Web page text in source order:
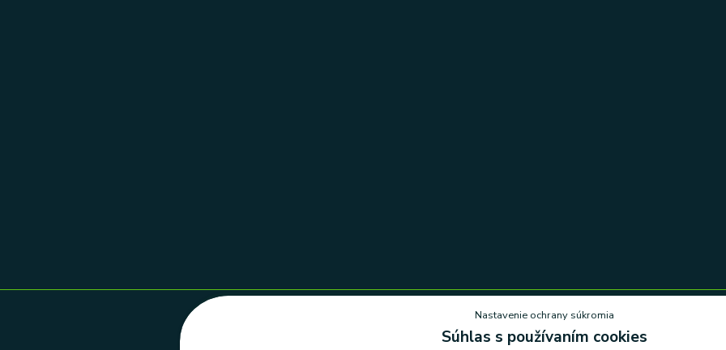
Nastavenie ochrany súkromia
Súhlas s používaním cookies